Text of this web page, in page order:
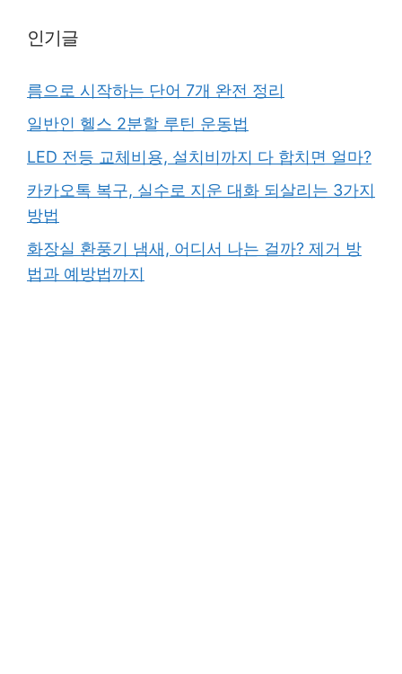
인기글
름으로 시작하는 단어 7개 완전 정리
일반인 헬스 2분할 루틴 운동법
LED 전등 교체비용, 설치비까지 다 합치면 얼마?
카카오톡 복구, 실수로 지운 대화 되살리는 3가지
방법
화장실 환풍기 냄새, 어디서 나는 걸까? 제거 방
법과 예방법까지